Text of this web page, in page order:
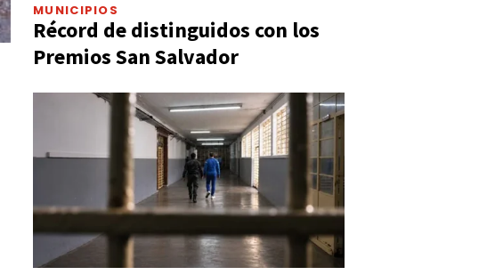
MUNICIPIOS
Récord de distinguidos con los
Premios San Salvador